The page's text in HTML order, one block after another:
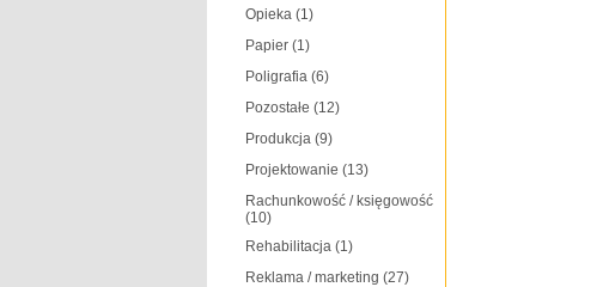
Opieka (1)
Papier (1)
Poligrafia (6)
Pozostałe (12)
Produkcja (9)
Projektowanie (13)
Rachunkowość / księgowość
(10)
Rehabilitacja (1)
Reklama / marketing (27)